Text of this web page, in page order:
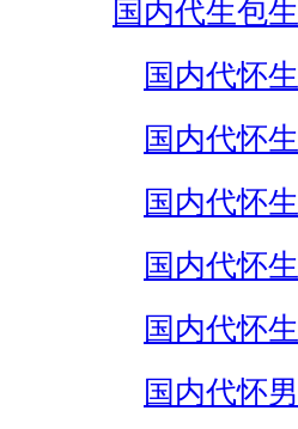
国内代生包
国内代怀
国内代怀
国内代怀
国内代怀
国内代怀
国内代怀